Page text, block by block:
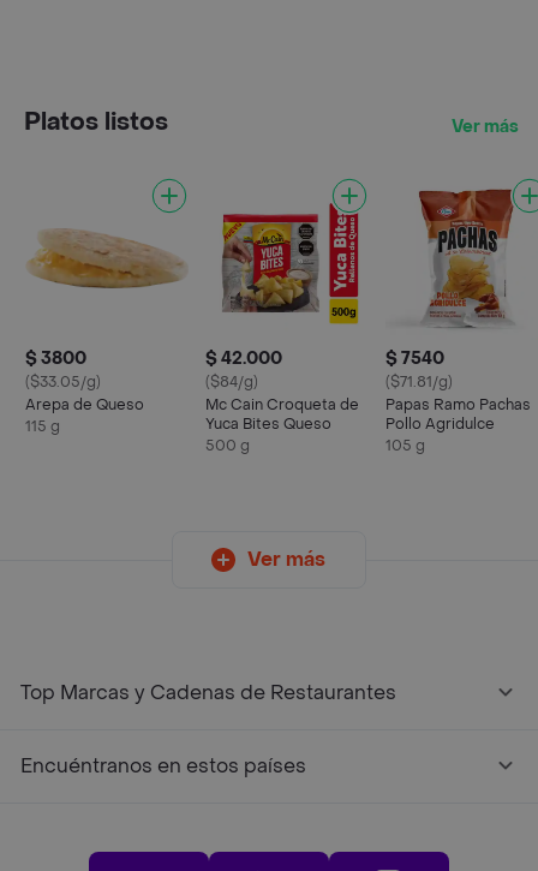
Platos listos Ver más
$ 3800
($33.05/g)
Arepa de Queso
115 g
$ 42.000
($84/g)
Mc Cain Croqueta de
Yuca Bites Queso
500 g
$ 7540
($71.81/g)
Papas Ramo Pachas
Pollo Agridulce
105 g
Ver más
Top Marcas y Cadenas de Restaurantes
Encuéntranos en estos países